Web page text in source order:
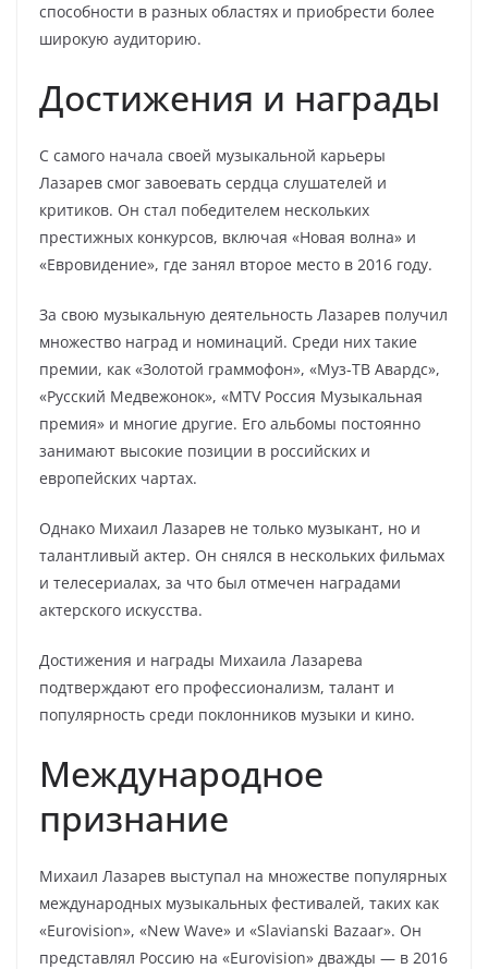
способности в разных областях и приобрести более
широкую аудиторию.
Достижения и награды
С самого начала своей музыкальной карьеры
Лазарев смог завоевать сердца слушателей и
критиков. Он стал победителем нескольких
престижных конкурсов, включая «Новая волна» и
«Евровидение», где занял второе место в 2016 году.
За свою музыкальную деятельность Лазарев получил
множество наград и номинаций. Среди них такие
премии, как «Золотой граммофон», «Муз-ТВ Авардс»,
«Русский Медвежонок», «MTV Россия Музыкальная
премия» и многие другие. Его альбомы постоянно
занимают высокие позиции в российских и
европейских чартах.
Однако Михаил Лазарев не только музыкант, но и
талантливый актер. Он снялся в нескольких фильмах
и телесериалах, за что был отмечен наградами
актерского искусства.
Достижения и награды Михаила Лазарева
подтверждают его профессионализм, талант и
популярность среди поклонников музыки и кино.
Международное
признание
Михаил Лазарев выступал на множестве популярных
международных музыкальных фестивалей, таких как
«Eurovision», «New Wave» и «Slavianski Bazaar». Он
представлял Россию на «Eurovision» дважды — в 2016